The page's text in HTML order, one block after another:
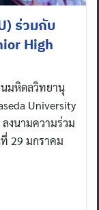
ร่วมกับ
High
นมหิดลวิทยานุ
University
งนามความร่วม
ที่ 29 มกราคม